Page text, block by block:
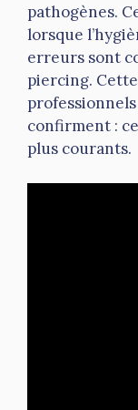
pathogènes.
lorsque
erreurs sont
piercing.
confirment :
plus courants.